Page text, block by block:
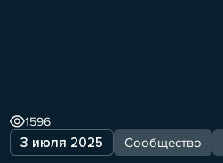
3 июля 2025 Сообщество
1596